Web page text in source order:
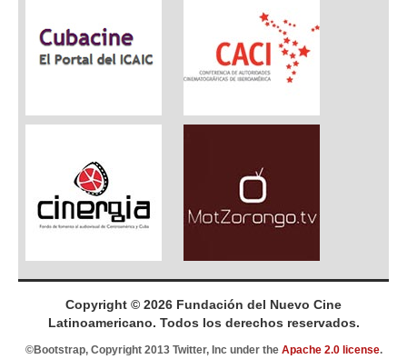
Copyright © 2026 Fundación del Nuevo Cine
Latinoamericano. Todos los derechos reservados.
©Bootstrap, Copyright 2013 Twitter, Inc under the Apache 2.0 license.